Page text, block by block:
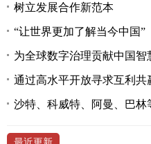
树立发展合作新范本
“让世界更加了解当今中国”
为全球数字治理贡献中国智
通过高水平开放寻求互利共
沙特、科威特、阿曼、巴